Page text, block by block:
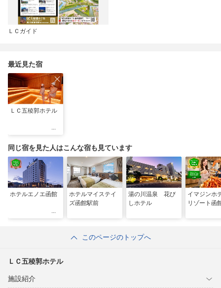
ＬＣガイド
最近見た宿
ＬＣ五稜郭ホテル
同じ宿を見た人はこんな宿も見ています
ホテルエノエ函館
ホテルマイステイ
ズ函館駅前
湯の川温泉 花び
しホテル
イマジンホ
リゾート函
このページのトップへ
ＬＣ五稜郭ホテル
施設紹介